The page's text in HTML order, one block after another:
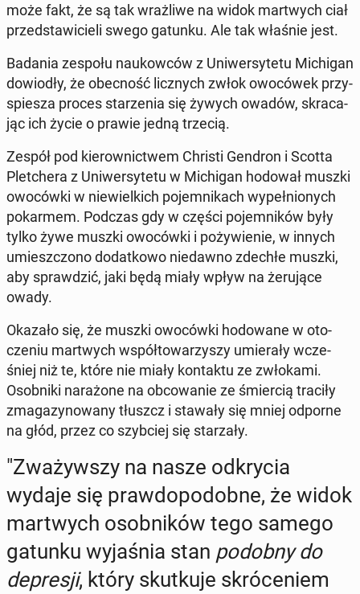
może fakt, że są tak wraż­li­we na widok mar­twych ciał
przed­sta­wi­cie­li swego gatunku. Ale tak właśnie jest.
Badania zespołu na­ukow­ców z Uni­wer­sy­te­tu Mi­chi­gan
do­wio­dły, że obec­ność licz­nych zwłok owo­có­wek przy­
spie­sza proces sta­rze­nia się żywych owadów, skra­ca­
jąc ich życie o prawie jedną trzecią.
Zespół pod kie­row­nic­twem Christi Gendron i Scotta
Plet­che­ra z Uni­wer­sy­te­tu w Mi­chi­gan hodował muszki
owo­ców­ki w nie­wiel­kich po­jem­ni­kach wy­peł­nio­nych
po­kar­mem. Podczas gdy w części po­jem­ni­ków były
tylko żywe muszki owo­ców­ki i po­ży­wie­nie, w innych
umiesz­czo­no do­dat­ko­wo nie­daw­no zdechłe muszki,
aby spraw­dzić, jaki będą miały wpływ na że­ru­ją­ce
owady.
Okazało się, że muszki owo­ców­ki ho­do­wa­ne w oto­
cze­niu mar­twych współ­to­wa­rzy­szy umie­ra­ły wcze­
śniej niż te, które nie miały kon­tak­tu ze zwło­ka­mi.
Osob­ni­ki na­ra­żo­ne na ob­co­wa­nie ze śmier­cią traciły
zma­ga­zy­no­wa­ny tłuszcz i stawały się mniej odporne
na głód, przez co szyb­ciej się sta­rza­ły.
"Zwa­żyw­szy na nasze od­kry­cia
wydaje się praw­do­po­dob­ne, że widok
mar­twych osob­ni­ków tego samego
gatunku wy­ja­śnia stan podobny do
de­pre­sji, który skut­ku­je skró­ce­niem